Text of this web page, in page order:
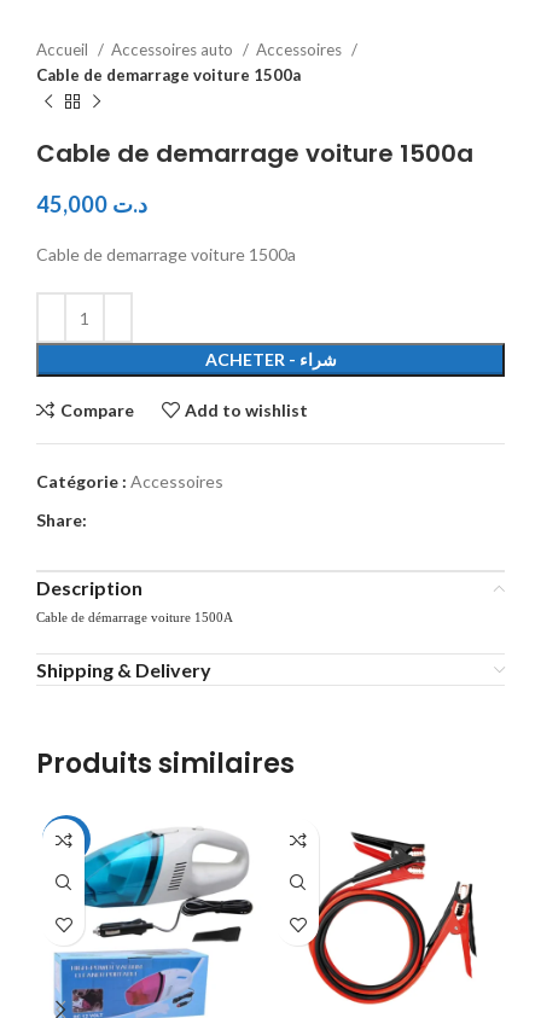
Accueil Accessoires auto
Accessoires
Cable de demarrage voiture 1500a
Cable de demarrage voiture 1500a
د.ت
Cable de demarrage voiture 1500a
ACHETER - شراء
Compare Add to wishlist
Catégorie : Accessoires
Share:
Description
Cable de démarrage voiture 1500A
Shipping & Delivery
Produits similaires
-31%